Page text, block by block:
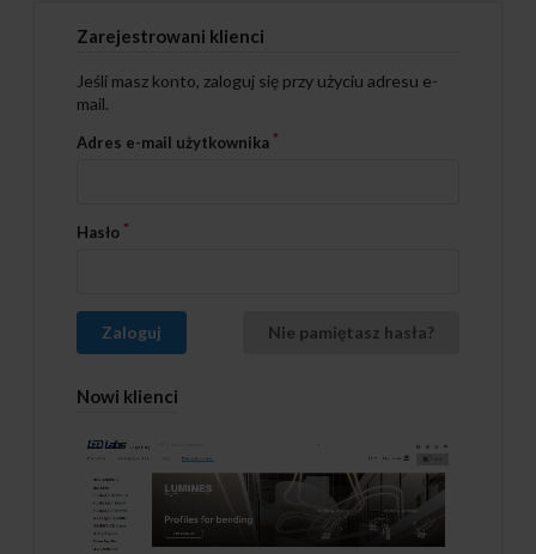
Zarejestrowani klienci
Jeśli masz konto, zaloguj się przy użyciu adresu e-
mail.
Adres e-mail użytkownika
Hasło
Zaloguj Nie pamiętasz hasła?
Nowi klienci